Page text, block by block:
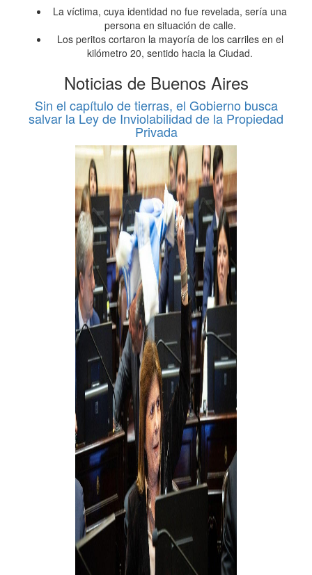
La víctima, cuya identidad no fue revelada, sería una
persona en situación de calle.
Los peritos cortaron la mayoría de los carriles en el
kilómetro 20, sentido hacia la Ciudad.
Noticias de Buenos Aires
Sin el capítulo de tierras, el Gobierno busca
salvar la Ley de Inviolabilidad de la Propiedad
Privada